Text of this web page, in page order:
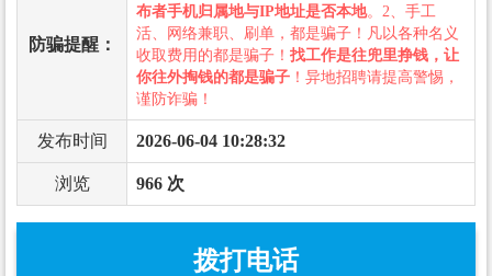
防骗提醒：
布者手机归属地与IP地址是否本地。2、手工
活、网络兼职、刷单，都是骗子！凡以各种名义
收取费用的都是骗子！ 找工作是往兜里挣钱，让
你往外掏钱的都是骗子 ！异地招聘请提高警惕，
谨防诈骗！
发布时间 2026-06-04 10:28:32
浏览 966 次
拨打电话